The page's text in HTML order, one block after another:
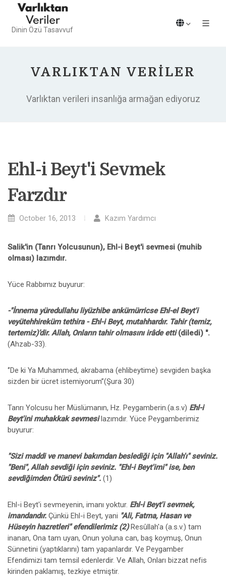
Dinin Özü Tasavvuf
VARLIKTAN VERILER
Varlıktan verileri insanlığa armağan ediyoruz
Ehl-i Beyt'i Sevmek
Farzdır
October 16, 2013 Kazım Yardımcı
Salik'in (Tanrı Yolcusunun), Ehl-i Beyt'i sevmesi (muhib
olması) lazımdır.
Yüce Rabbımız buyurur:
-"İnnema yüredullahu liyüzhibe ankümürricse Ehl-el Beyt'i
veyütehhireküm tethira - Ehl-i Beyt, mutahhardır. Tahir (temiz,
tertemiz)’dir. Allah, Onların tahir olmasını irâde etti(diledi) ".
(Ahzab-33).
‘’De ki Ya Muhammed, akrabama (ehlibeytime) sevgiden başka
sizden bir ücret istemiyorum’’(Şura 30)
Tanrı Yolcusu her Müslümanın, Hz. Peygamberin.(a.s.v) Ehl-i
Beyt'ini muhakkak sevmesilazımdır. Yüce Peygamberimiz
buyurur:
"Sizi maddi ve manevi bakımdan beslediği için "Allah'ı" seviniz.
"Beni", Allah sevdiği için seviniz. "Ehl-i Beyt'imi" ise, ben
sevdiğimden Ötürü seviniz". (1)
Ehl-i Beyt'i sevmeyenin, imanı yoktur. Ehl-i Beyt'i sevmek,
imandandır. Çünkü Ehl-i Beyt, yani "Ali, Fatma, Hasan ve
Hüseyin hazretleri" efendilerimiz (2)Resûllah'a (a.s.v.) tam
inanan, Ona tam uyan, Onun yoluna can, baş koymuş, Onun
Sünnetini (yaptıklarını) tam yapanlardır. Ve Peygamber
Efendimizi tam temsil edenlerdir. Ve Allah, Onları bizzat nefis
kirinden paklamış, tezkiye etmiştir.